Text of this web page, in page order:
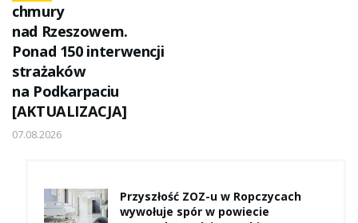
chmury
nad Rzeszowem.
Ponad 150 interwencji
strażaków
na Podkarpaciu
[AKTUALIZACJA]
07.08.2026
Przyszłość ZOZ-u w Ropczycach
wywołuje spór w powiecie